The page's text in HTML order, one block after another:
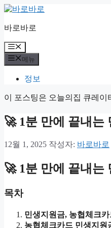
컨
츠
로
건
너
바로바로
메
뉴
메뉴
정보
이 포스팅은 오늘의집 큐레
🚀 1분 만에 끝내는
12월 1, 2025 작성자: 바로바로
🚀 1분 만에 끝내는
목차
민생지원금, 농협체크
농협체크카드 민생지원